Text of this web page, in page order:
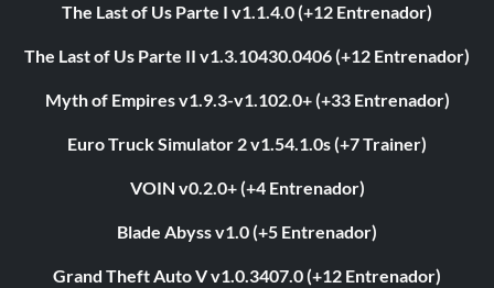
The Last of Us Parte I v1.1.4.0 (+12 Entrenador)
The Last of Us Parte II v1.3.10430.0406 (+12 Entrenador)
Myth of Empires v1.9.3-v1.102.0+ (+33 Entrenador)
Euro Truck Simulator 2 v1.54.1.0s (+7 Trainer)
VOIN v0.2.0+ (+4 Entrenador)
Blade Abyss v1.0 (+5 Entrenador)
Grand Theft Auto V v1.0.3407.0 (+12 Entrenador)